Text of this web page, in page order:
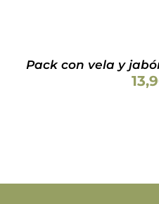
Pack con vela y